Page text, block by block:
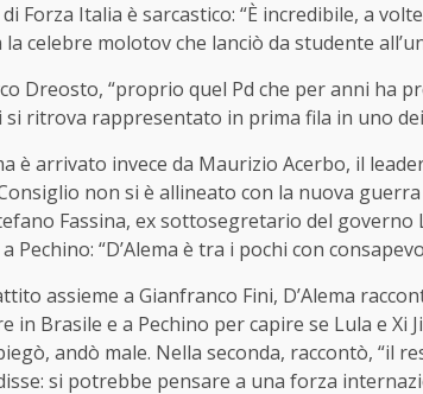
Forza Italia è sarcastico: “È incredibile, a
celebre molotov che lanciò da studente
Dreosto, “proprio quel Pd che per anni ha
ritrova rappresentato in prima fila in uno dei
è arrivato invece da Maurizio Acerbo, il
non si è allineato con la nuova
Fassina, ex sottosegretario del governo
Pechino: “D’Alema è tra i pochi con
assieme a Gianfranco Fini, D’Alema
in Brasile e a Pechino per capire se Lula e
andò male. Nella seconda, raccontò, “il
si potrebbe pensare a una forza